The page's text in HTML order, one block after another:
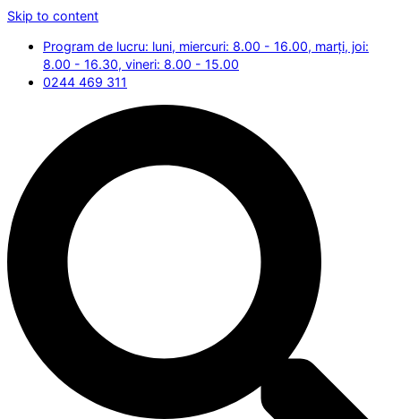
Skip to content
Program de lucru: luni, miercuri: 8.00 - 16.00, marți, joi:
8.00 - 16.30, vineri: 8.00 - 15.00
0244 469 311